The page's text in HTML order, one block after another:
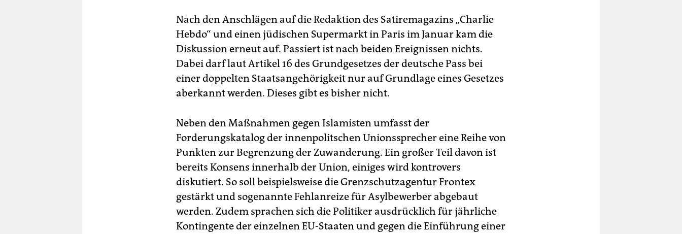
Nach den Anschlägen auf die Redaktion des Satiremagazins „Charlie
Hebdo“ und einen jüdischen Supermarkt in Paris im Januar kam die
Diskussion erneut auf. Passiert ist nach beiden Ereignissen nichts.
Dabei darf laut Artikel 16 des Grundgesetzes der deutsche Pass bei
einer doppelten Staatsangehörigkeit nur auf Grundlage eines Gesetzes
aberkannt werden. Dieses gibt es bisher nicht.
Neben den Maßnahmen gegen Islamisten umfasst der
Forderungskatalog der innenpolitschen Unionssprecher eine Reihe von
Punkten zur Begrenzung der Zuwanderung. Ein großer Teil davon ist
bereits Konsens innerhalb der Union, einiges wird kontrovers
diskutiert. So soll beispielsweise die Grenzschutzagentur Frontex
gestärkt und sogenannte Fehlanreize für Asylbewerber abgebaut
werden. Zudem sprachen sich die Politiker ausdrücklich für jährliche
Kontingente der einzelnen EU-Staaten und gegen die Einführung einer